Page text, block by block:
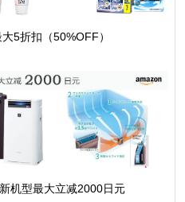
5折扣（50%OFF）
机型最大立减2000日元